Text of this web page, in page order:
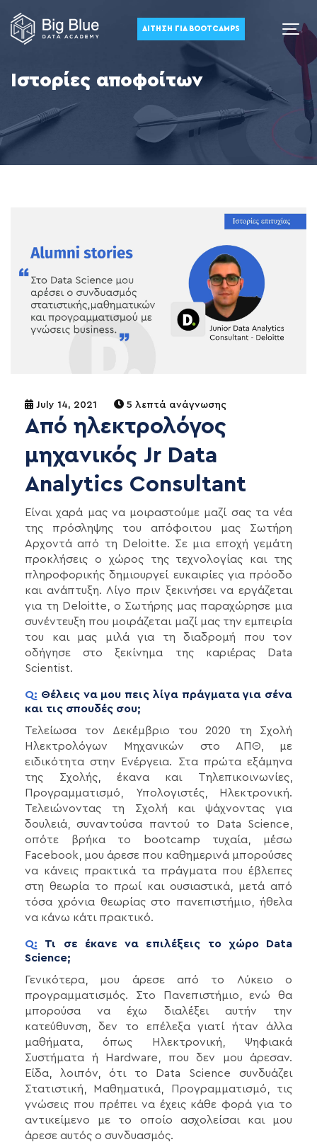
ΑΊΤΗΣΗ ΓΙΑ BOOTCAMPS
Ιστορίες αποφοίτων
July 14, 2021 5 λεπτά ανάγνωσης
Από ηλεκτρολόγος
μηχανικός Jr Data
Analytics Consultant
Είναι χαρά μας να μοιραστούμε μαζί σας τα νέα
της πρόσληψης του απόφοιτου μας Σωτήρη
Αρχοντά από τη Deloitte. Σε μια εποχή γεμάτη
προκλήσεις ο χώρος της τεχνολογίας και της
πληροφορικής δημιουργεί ευκαιρίες για πρόοδο
και ανάπτυξη. Λίγο πριν ξεκινήσει να εργάζεται
για τη Deloitte, o Σωτήρης μας παραχώρησε μια
συνέντευξη που μοιράζεται μαζί μας την εμπειρία
του και μας μιλά για τη διαδρομή που τον
οδήγησε στο ξεκίνημα της καριέρας Data
Scientist.
Q: Θέλεις να μου πεις λίγα πράγματα για σένα
και τις σπουδές σου;
Τελείωσα τον Δεκέμβριο του 2020 τη Σχολή
Ηλεκτρολόγων Μηχανικών στο ΑΠΘ, με
ειδικότητα στην Ενέργεια. Στα πρώτα εξάμηνα
της Σχολής, έκανα και Τηλεπικοινωνίες,
Προγραμματισμό, Υπολογιστές, Ηλεκτρονική.
Τελειώνοντας τη Σχολή και ψάχνοντας για
δουλειά, συναντούσα παντού το Data Science,
οπότε βρήκα το bootcamp τυχαία, μέσω
Facebook, μου άρεσε που καθημερινά μπορούσες
να κάνεις πρακτικά τα πράγματα που έβλεπες
στη θεωρία το πρωί και ουσιαστικά, μετά από
τόσα χρόνια θεωρίας στο πανεπιστήμιο, ήθελα
να κάνω κάτι πρακτικό.
Q: Τι σε έκανε να επιλέξεις το χώρο Data
Science;
Γενικότερα, μου άρεσε από το Λύκειο ο
προγραμματισμός. Στο Πανεπιστήμιο, ενώ θα
μπορούσα να έχω διαλέξει αυτήν την
κατεύθυνση, δεν το επέλεξα γιατί ήταν άλλα
μαθήματα, όπως Ηλεκτρονική, Ψηφιακά
Συστήματα ή Hardware, που δεν μου άρεσαν.
Είδα, λοιπόν, ότι το Data Science συνδυάζει
Στατιστική, Μαθηματικά, Προγραμματισμό, τις
γνώσεις που πρέπει να έχεις κάθε φορά για το
αντικείμενο με το οποίο ασχολείσαι και μου
άρεσε αυτός ο συνδυασμός.